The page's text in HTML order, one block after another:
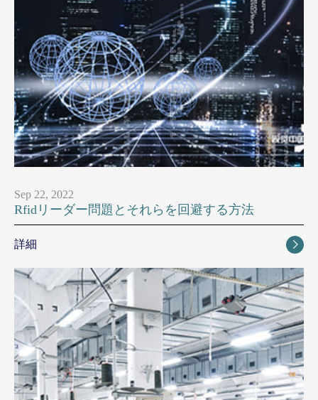
Sep 22, 2022
Rfidリーダー問題とそれらを回避する方法
詳細 